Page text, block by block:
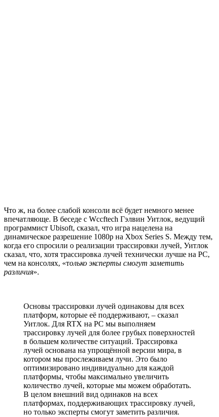
Что ж, на более слабой консоли всё будет немного менее
впечатляюще. В беседе с Wccftech Гэлвин Уитлок, ведущий
программист Ubisoft, сказал, что игра нацелена на
динамическое разрешение 1080p на Xbox Series S. Между тем,
когда его спросили о реализации трассировки лучей, Уитлок
сказал, что, хотя трассировка лучей технически лучше на PC,
чем на консолях, «только эксперты смогут заметить
различия».
Основы трассировки лучей одинаковы для всех
платформ, которые её поддерживают, – сказал
Уитлок. Для RTX на PC мы выполняем
трассировку лучей для более грубых поверхностей
в большем количестве ситуаций. Трассировка
лучей основана на упрощённой версии мира, в
котором мы прослеживаем лучи. Это было
оптимизировано индивидуально для каждой
платформы, чтобы максимально увеличить
количество лучей, которые мы можем обработать.
В целом внешний вид одинаков на всех
платформах, поддерживающих трассировку лучей,
но только эксперты смогут заметить различия.